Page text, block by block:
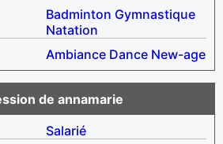
Badminton Gymnastique
Natation
Ambiance Dance New-age
de annamarie
Salarié